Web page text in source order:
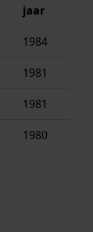
jaar
1984
1981
1981
1980